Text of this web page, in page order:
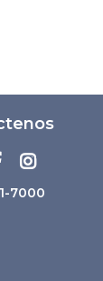

7000